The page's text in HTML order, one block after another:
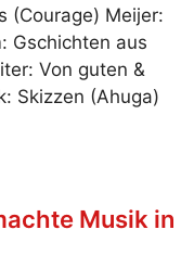
(Courage) Meijer:
Gschichten aus
Von guten &
Skizzen (Ahuga)
Musik in